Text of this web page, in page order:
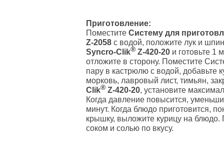
Приготовление:
Поместите Систему для
Z-2058 с водой, положите лук и
Syncro-Clik® Z-420-20 и готовьте 1
отложите в сторону. Поместите
пару в кастрюлю с водой, добавьте
морковь, лавровый лист, тимьян,
Clik® Z-420-20, установите
Когда давление повысится,
минут. Когда блюдо приготовится,
крышку, выложите курицу на
соком и солью по вкусу.